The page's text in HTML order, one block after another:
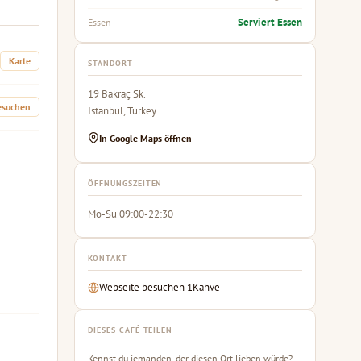
Karte
Essen Serviert Essen
STANDORT
19 Bakraç Sk.
Istanbul, Turkey
In Google Maps öffnen
ÖFFNUNGSZEITEN
Mo-Su 09:00-22:30
KONTAKT
Webseite besuchen 1Kahve
DIESES CAFÉ TEILEN
Kennst du jemanden, der diesen Ort lieben würde?